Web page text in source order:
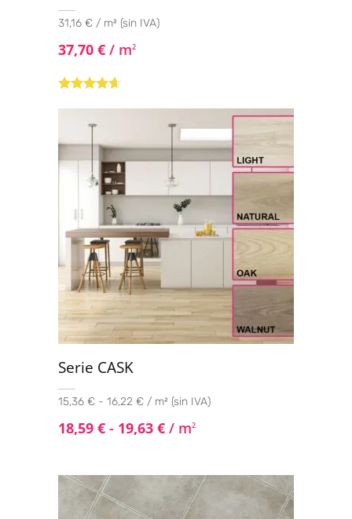
31,16 € / m² (sin IVA)
37,70 € / m2
Serie CASK
15,36 € - 16,22 € / m² (sin IVA)
18,59 € - 19,63 € / m2